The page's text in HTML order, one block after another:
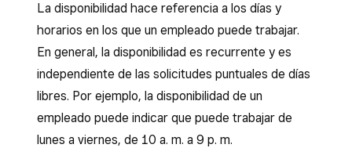
La disponibilidad hace referencia a los días y
horarios en los que un empleado puede trabajar.
En general, la disponibilidad es recurrente y es
independiente de las solicitudes puntuales de días
libres. Por ejemplo, la disponibilidad de un
empleado puede indicar que puede trabajar de
lunes a viernes, de 10 a. m. a 9 p. m.